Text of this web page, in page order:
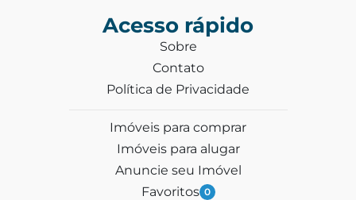
Acesso rápido
Sobre
Contato
Política de Privacidade
Imóveis para comprar
Imóveis para alugar
Anuncie seu Imóvel
Favoritos 0